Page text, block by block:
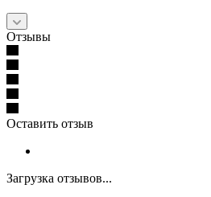
Отзывы
Оставить отзыв
Загрузка отзывов...